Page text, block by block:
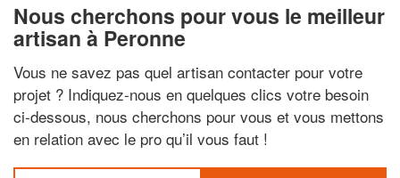
Nous cherchons pour vous le meilleur
artisan à Peronne
Vous ne savez pas quel artisan contacter pour votre
projet ? Indiquez-nous en quelques clics votre besoin
ci-dessous, nous cherchons pour vous et vous mettons
en relation avec le pro qu’il vous faut !